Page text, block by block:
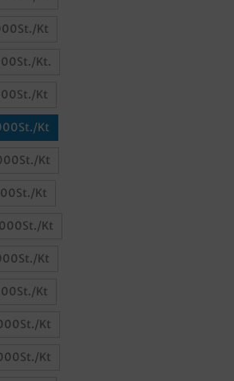
Kt
Kt.
Kt
Kt
Kt
Kt
Kt
Kt
Kt
Kt
Kt